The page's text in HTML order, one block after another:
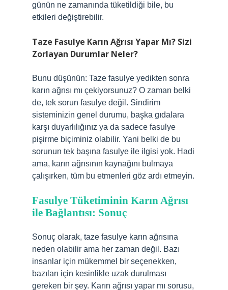
günün ne zamanında tüketildiği bile, bu
etkileri değiştirebilir.
Taze Fasulye Karın Ağrısı Yapar Mı? Sizi
Zorlayan Durumlar Neler?
Bunu düşünün: Taze fasulye yedikten sonra
karın ağrısı mı çekiyorsunuz? O zaman belki
de, tek sorun fasulye değil. Sindirim
sisteminizin genel durumu, başka gıdalara
karşı duyarlılığınız ya da sadece fasulye
pişirme biçiminiz olabilir. Yani belki de bu
sorunun tek başına fasulye ile ilgisi yok. Hadi
ama, karın ağrısının kaynağını bulmaya
çalışırken, tüm bu etmenleri göz ardı etmeyin.
Fasulye Tüketiminin Karın Ağrısı
ile Bağlantısı: Sonuç
Sonuç olarak, taze fasulye karın ağrısına
neden olabilir ama her zaman değil. Bazı
insanlar için mükemmel bir seçenekken,
bazıları için kesinlikle uzak durulması
gereken bir şey. Karın ağrısı yapar mı sorusu,